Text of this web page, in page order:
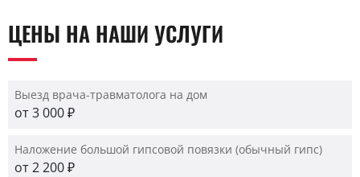
ЦЕНЫ НА НАШИ УСЛУГИ
Выезд врача-травматолога на дом
от 3 000 ₽
Наложение большой гипсовой повязки (обычный гипс)
от 2 200 ₽